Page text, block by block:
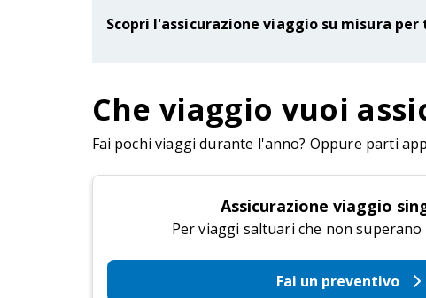
Scopri l'assicurazione viaggio su misura per
Che viaggio vuoi
Fai pochi viaggi durante l'anno? Oppure parti
Assicurazione viaggio
Per viaggi saltuari che non superano
Fai un preventivo